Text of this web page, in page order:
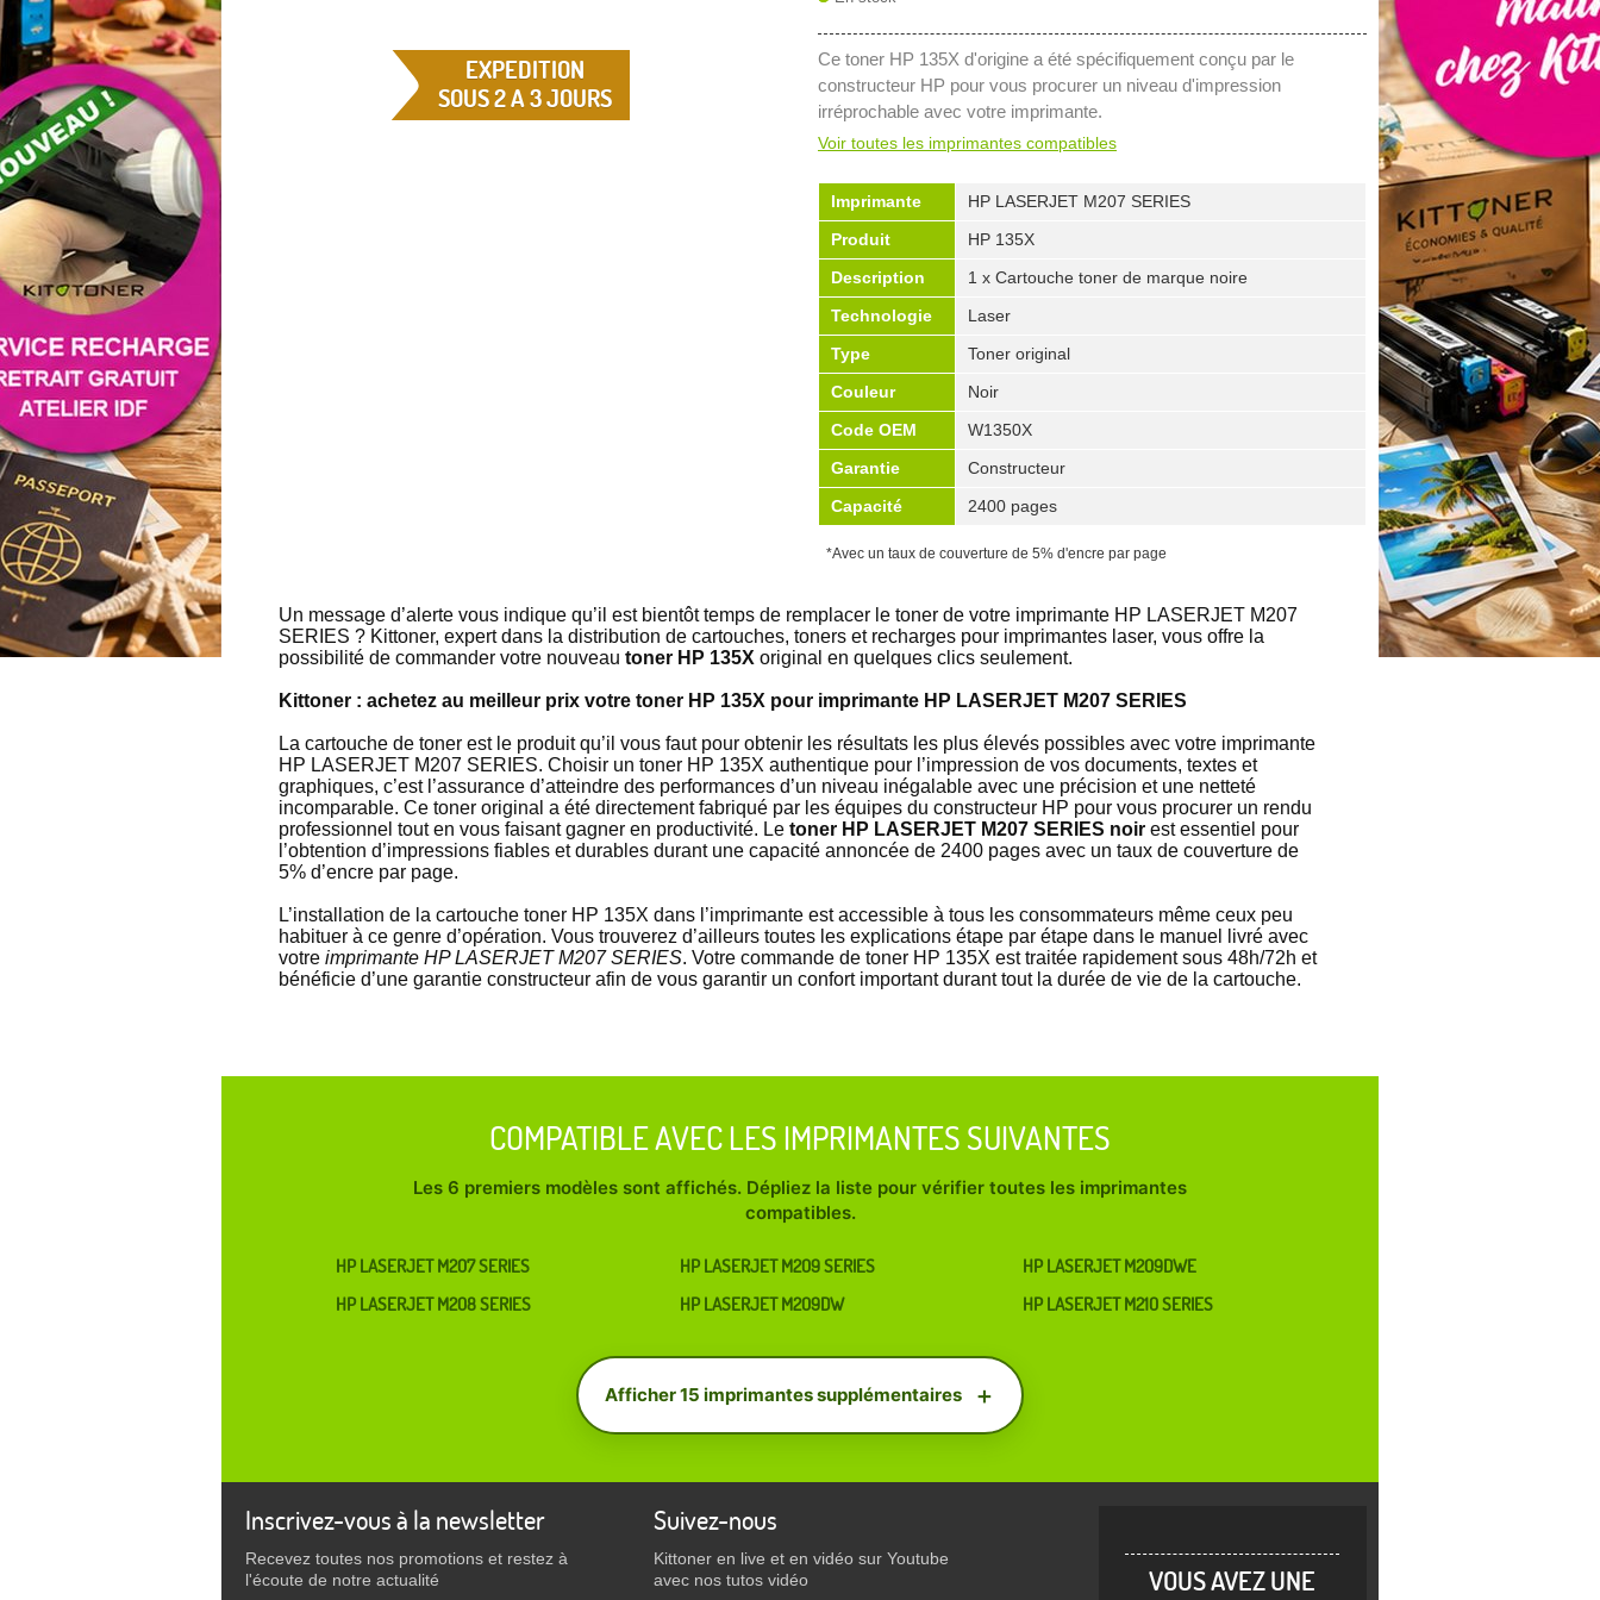
EXPEDITION
SOUS 2 A 3 JOURS
Ce toner HP 135X d'origine a été spécifiquement conçu par le
constructeur HP pour vous procurer un niveau d'impression
irréprochable avec votre imprimante.
Voir toutes les imprimantes compatibles
Imprimante
HP LASERJET M207 SERIES
Produit
HP 135X
Description
1 x Cartouche toner de marque noire
Technologie
Laser
Type
Toner original
Couleur
Noir
Code OEM
W1350X
Garantie
Constructeur
Capacité
2400 pages
*Avec un taux de couverture de 5% d'encre par page
Un message d’alerte vous indique qu’il est bientôt temps de remplacer le toner de votre imprimante HP LASERJET M207
SERIES ? Kittoner, expert dans la distribution de cartouches, toners et recharges pour imprimantes laser, vous offre la
possibilité de commander votre nouveau toner HP 135X original en quelques clics seulement.
Kittoner : achetez au meilleur prix votre toner HP 135X pour imprimante HP LASERJET M207 SERIES
La cartouche de toner est le produit qu’il vous faut pour obtenir les résultats les plus élevés possibles avec votre imprimante
HP LASERJET M207 SERIES. Choisir un toner HP 135X authentique pour l’impression de vos documents, textes et
graphiques, c’est l’assurance d’atteindre des performances d’un niveau inégalable avec une précision et une netteté
incomparable. Ce toner original a été directement fabriqué par les équipes du constructeur HP pour vous procurer un rendu
professionnel tout en vous faisant gagner en productivité. Le toner HP LASERJET M207 SERIES noir est essentiel pour
l’obtention d’impressions fiables et durables durant une capacité annoncée de 2400 pages avec un taux de couverture de
5% d’encre par page.
L’installation de la cartouche toner HP 135X dans l’imprimante est accessible à tous les consommateurs même ceux peu
habituer à ce genre d’opération. Vous trouverez d’ailleurs toutes les explications étape par étape dans le manuel livré avec
votre imprimante HP LASERJET M207 SERIES. Votre commande de toner HP 135X est traitée rapidement sous 48h/72h et
bénéficie d’une garantie constructeur afin de vous garantir un confort important durant tout la durée de vie de la cartouche.
COMPATIBLE AVEC LES IMPRIMANTES SUIVANTES
Les 6 premiers modèles sont affichés. Dépliez la liste pour vérifier toutes les imprimantes
compatibles.
HP LASERJET M207 SERIES
HP LASERJET M208 SERIES
HP LASERJET M209 SERIES
HP LASERJET M209DW
HP LASERJET M209DWE
HP LASERJET M210 SERIES
Afficher 15 imprimantes supplémentaires
Inscrivez-vous à la newsletter
Recevez toutes nos promotions et restez à
l'écoute de notre actualité
Suivez-nous
Kittoner en live et en vidéo sur Youtube
avec nos tutos vidéo
VOUS AVEZ UNE